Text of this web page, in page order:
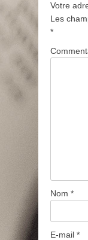
Votre
Les
*
Nom *
E-mail *